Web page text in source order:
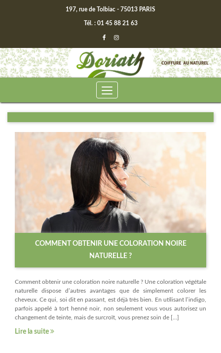
197, rue de Tolbiac - 75013 PARIS
Tél. : 01 45 88 21 63
COMMENT OBTENIR UNE COLORATION NOIRE
NATURELLE ?
Comment obtenir une coloration noire naturelle ? Une coloration végétale
naturelle dispose d’autres avantages que de simplement colorer les
cheveux. Ce qui, soi dit en passant, est déjà très bien. En utilisant l’indigo,
parfois appelé à tort henné noir, non seulement vous vous autorisez un
changement de teinte, mais de surcroît, vous prenez soin de […]
Lire la suite